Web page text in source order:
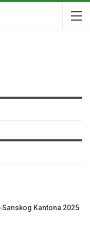
Kantona 2025